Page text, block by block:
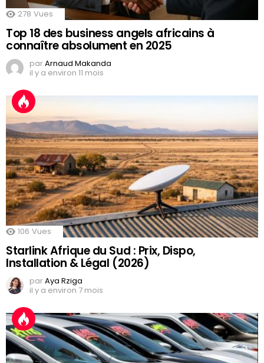
278 Vues
Top 18 des business angels africains à
connaître absolument en 2025
parArnaud Makanda
il y a environ 11 mois
106 Vues
Starlink Afrique du Sud : Prix, Dispo,
Installation & Légal (2026)
parAya Rziga
il y a environ 7 mois